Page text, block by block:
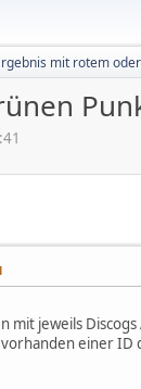
mit rotem
mit jeweils
einer